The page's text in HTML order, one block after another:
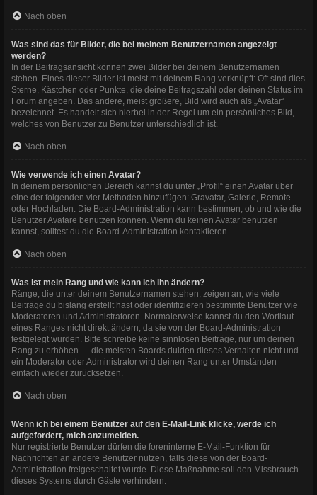
Nach oben
Was sind das für Bilder, die bei meinem Benutzernamen angezeigt
werden?
In der Beitragsansicht können zwei Bilder bei deinem Benutzernamen
stehen. Eines dieser Bilder ist meist mit deinem Rang verknüpft: Oft sind dies
Sterne, Kästchen oder Punkte, die deine Beitragszahl oder deinen Status im
Forum angeben. Das andere, meist größere, Bild wird auch als „Avatar“
bezeichnet. Es handelt sich hierbei in der Regel um ein persönliches Bild,
welches von Benutzer zu Benutzer unterschiedlich ist.
Nach oben
Wie verwende ich einen Avatar?
In deinem persönlichen Bereich kannst du unter „Profil“ einen Avatar über
eine der folgenden vier Methoden hinzufügen: Gravatar, Galerie, Remote
oder Hochladen. Die Board-Administration kann bestimmen, ob und wie die
Benutzer Avatare benutzen können. Wenn du keinen Avatar benutzen
kannst, solltest du die Board-Administration kontaktieren.
Nach oben
Was ist mein Rang und wie kann ich ihn ändern?
Ränge, die unter deinem Benutzernamen stehen, zeigen an, wie viele
Beiträge du bislang erstellt hast oder identifizieren bestimmte Benutzer wie
Moderatoren und Administratoren. Normalerweise kannst du den Wortlaut
eines Ranges nicht direkt ändern, da sie von der Board-Administration
festgelegt wurden. Bitte schreibe keine sinnlosen Beiträge, nur um deinen
Rang zu erhöhen — die meisten Boards dulden dieses Verhalten nicht und
ein Moderator oder Administrator wird deinen Rang unter Umständen
einfach wieder zurücksetzen.
Nach oben
Wenn ich bei einem Benutzer auf den E-Mail-Link klicke, werde ich
aufgefordert, mich anzumelden.
Nur registrierte Benutzer dürfen die foreninterne E-Mail-Funktion für
Nachrichten an andere Benutzer nutzen, falls diese von der Board-
Administration freigeschaltet wurde. Diese Maßnahme soll den Missbrauch
dieses Systems durch Gäste verhindern.